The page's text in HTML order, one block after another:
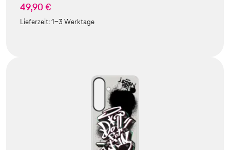
49,90 €
Lieferzeit:1-3 Werktage